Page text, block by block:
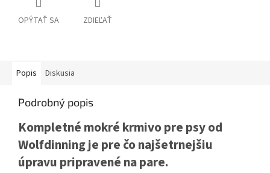
OPÝTAŤ SA ZDIEĽAŤ
Popis Diskusia
Podrobný popis
Kompletné mokré krmivo pre psy od
Wolfdinning je pre čo najšetrnejšiu
úpravu pripravené na pare.